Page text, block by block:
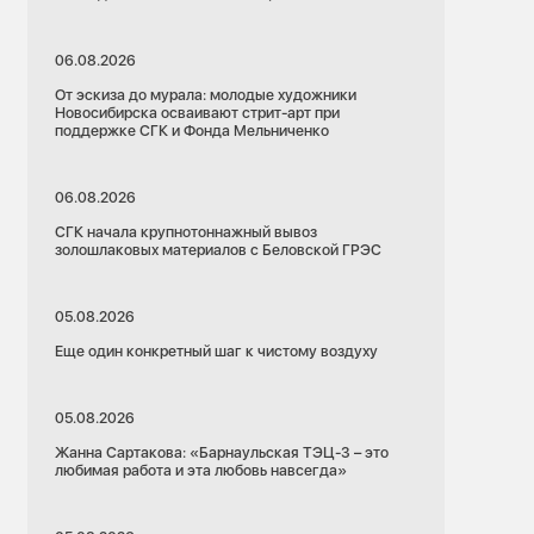
06.08.2026
От эскиза до мурала: молодые художники
Новосибирска осваивают стрит-арт при
поддержке СГК и Фонда Мельниченко
06.08.2026
СГК начала крупнотоннажный вывоз
золошлаковых материалов с Беловской ГРЭС
05.08.2026
Еще один конкретный шаг к чистому воздуху
05.08.2026
Жанна Сартакова: «Барнаульская ТЭЦ-3 – это
любимая работа и эта любовь навсегда»